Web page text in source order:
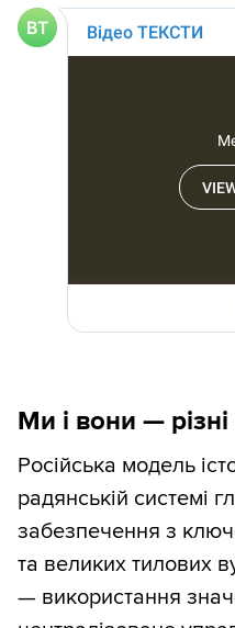
Ми і вони —
Російська модель
радянській системі
забезпечення з
та великих тилових
— використання